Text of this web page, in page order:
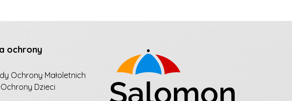
ochrony
Ochrony Małoletnich
Dzieci